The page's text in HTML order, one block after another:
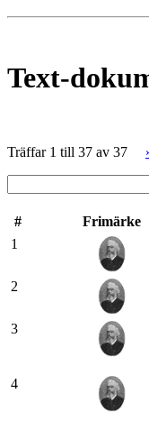
Text-
Träffar 1 till 37 av 37
# Frimärke
1
2
3
4